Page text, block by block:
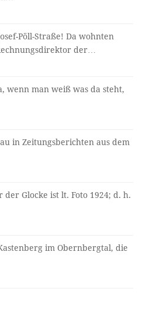
Pöll-Straße! Da wohnten
der…
wenn man weiß was da steht,
in Zeitungsberichten aus dem
der Glocke ist lt. Foto 1924; d. h.
im Obernbergtal, die